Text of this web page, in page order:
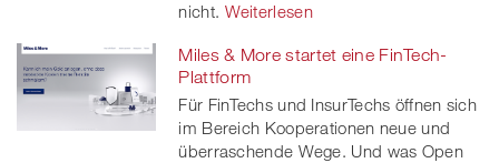
nicht. Weiterlesen
Miles & More startet eine FinTech-
Plattform
Für FinTechs und InsurTechs öffnen sich
im Bereich Kooperationen neue und
überraschende Wege. Und was Open